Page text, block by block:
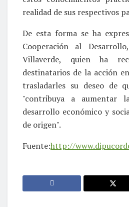
realidad de sus respectivos
De esta forma se ha
Cooperación al
Villaverde, quien ha
destinatarios de la acción
trasladarles su deseo de
"contribuya a aumentar
desarrollo económico y
de origen".
Fuente:http://